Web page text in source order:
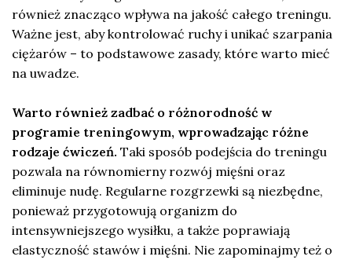
również znacząco wpływa na jakość całego treningu.
Ważne jest, aby kontrolować ruchy i unikać szarpania
ciężarów – to podstawowe zasady, które warto mieć
na uwadze.
Warto również zadbać o różnorodność w
programie treningowym, wprowadzając różne
rodzaje ćwiczeń. Taki sposób podejścia do treningu
pozwala na równomierny rozwój mięśni oraz
eliminuje nudę. Regularne rozgrzewki są niezbędne,
ponieważ przygotowują organizm do
intensywniejszego wysiłku, a także poprawiają
elastyczność stawów i mięśni. Nie zapominajmy też o